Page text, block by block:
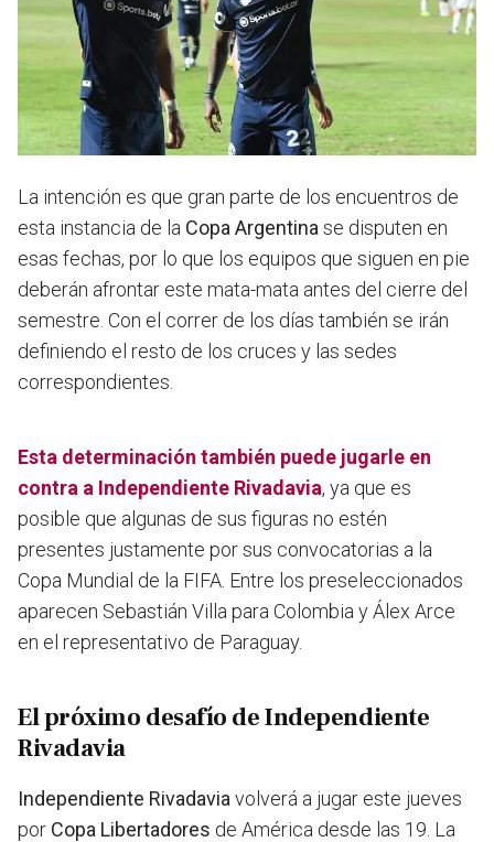
La intención es que gran parte de los encuentros de
esta instancia de la Copa Argentina se disputen en
esas fechas, por lo que los equipos que siguen en pie
deberán afrontar este mata-mata antes del cierre del
semestre. Con el correr de los días también se irán
definiendo el resto de los cruces y las sedes
correspondientes.
Esta determinación también puede jugarle en
contra a Independiente Rivadavia, ya que es
posible que algunas de sus figuras no estén
presentes justamente por sus convocatorias a la
Copa Mundial de la FIFA. Entre los preseleccionados
aparecen Sebastián Villa para Colombia y Álex Arce
en el representativo de Paraguay.
El próximo desafío de Independiente
Rivadavia
Independiente Rivadavia volverá a jugar este jueves
por Copa Libertadores de América desde las 19. La